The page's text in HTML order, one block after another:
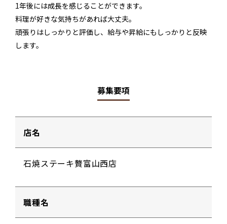
1年後には成長を感じることができます。
料理が好きな気持ちがあれば大丈夫。
頑張りはしっかりと評価し、給与や昇給にもしっかりと反映
します。
募集要項
店名
石焼ステーキ贅富山西店
職種名